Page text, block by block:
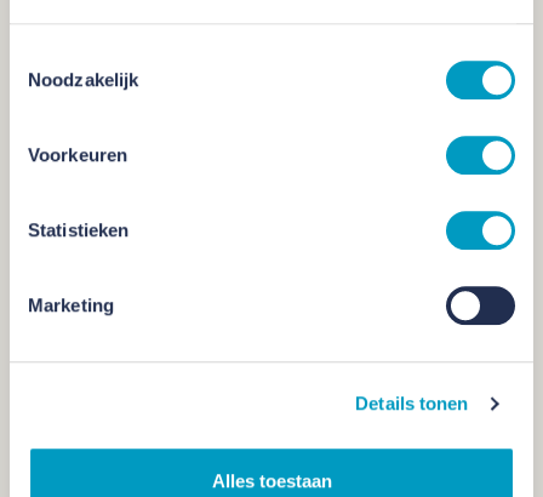
Noodzakelijk
Voorkeuren
Statistieken
Marketing
Details tonen
Alles toestaan